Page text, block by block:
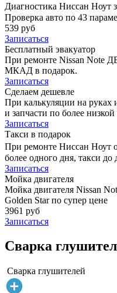
Диагностика Ниссан Ноут
Проверка авто по 43
539 руб
Записаться
Бесплатный эвакуатор
При ремонте Nissan Note
МКАД в подарок.
Записаться
Сделаем дешевле
При калькуляции на руках
и запчасти по более низкой
Записаться
Такси в подарок
При ремонте Ниссан Ноут
более одного дня, такси
Записаться
Мойка двигателя
Мойка двигателя Nissan
Golden Star по супер цене
3961 руб
Записаться
Сварка
Сварка глушителей